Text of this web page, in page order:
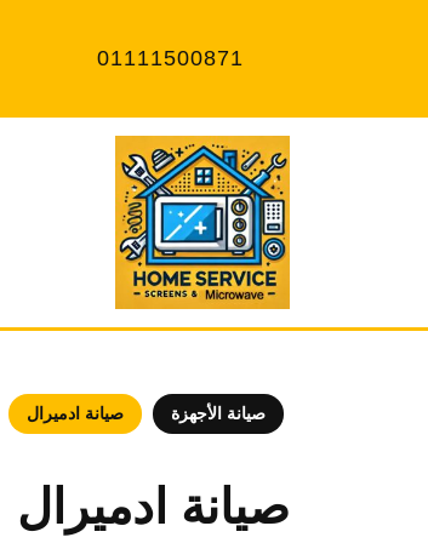
01111500871
صيانة الأجهزة صيانة ادميرال
صيانة ادميرال